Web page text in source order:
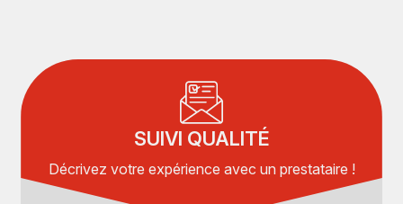
SUIVI QUALITÉ
Décrivez votre expérience avec un prestataire !